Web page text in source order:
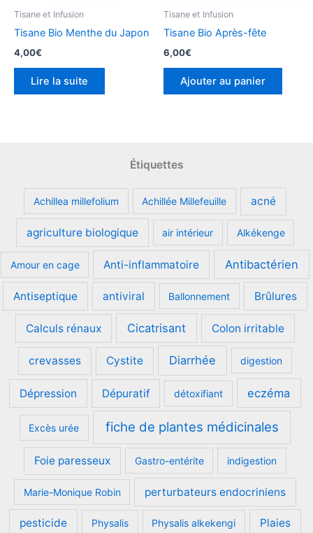
Tisane et Infusion
Tisane Bio Menthe du Japon
4,00€
Lire la suite
Tisane et Infusion
Tisane Bio Après-fête
6,00€
Ajouter au panier
Étiquettes
Achillea millefolium Achillée Millefeuille acné
agriculture biologique air intérieur Alkékenge
Amour en cage Anti-inflammatoire Antibactérien
Antiseptique antiviral Ballonnement Brûlures
Calculs rénaux Cicatrisant Colon irritable
crevasses Cystite Diarrhée digestion
Dépression Dépuratif détoxifiant eczéma
Excès urée fiche de plantes médicinales
Foie paresseux Gastro-entérite indigestion
Marie-Monique Robin perturbateurs endocriniens
pesticide Physalis Physalis alkekengi Plaies